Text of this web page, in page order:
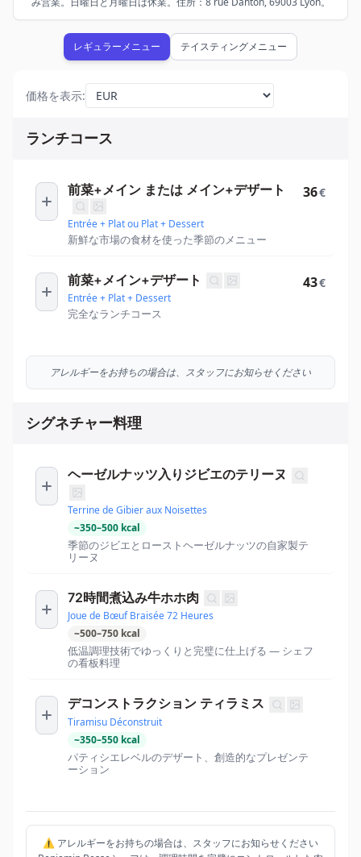
レギュラーメニュー テイスティングメニュー
価格を表示:
ランチコース
前菜+メイン または メイン+デザート
Entrée + Plat ou Plat + Dessert
新鮮な市場の食材を使った季節のメニュー
36€
前菜+メイン+デザート
Entrée + Plat + Dessert
完全なランチコース
43€
アレルギーをお持ちの場合は、スタッフにお知らせください
シグネチャー料理
ヘーゼルナッツ入りジビエのテリーヌ
Terrine de Gibier aux Noisettes
~350–500 kcal
季節のジビエとローストヘーゼルナッツの自家製テ
リーヌ
72時間煮込み牛ホホ肉
Joue de Bœuf Braisée 72 Heures
~500–750 kcal
低温調理技術でゆっくりと完璧に仕上げる — シェフ
の看板料理
デコンストラクション ティラミス
Tiramisu Déconstruit
~350–550 kcal
パティシエレベルのデザート、創造的なプレゼンテ
ーション
⚠️ アレルギーをお持ちの場合は、スタッフにお知らせください